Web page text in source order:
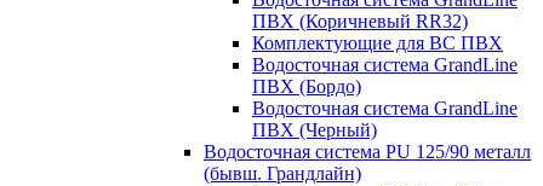
ПВХ (Коричневый RR32)
Комплектующие для ВС ПВХ
Водосточная система GrandLine
ПВХ (Бордо)
Водосточная система GrandLine
ПВХ (Черный)
Водосточная система PU 125/90 металл
(бывш. Грандлайн)